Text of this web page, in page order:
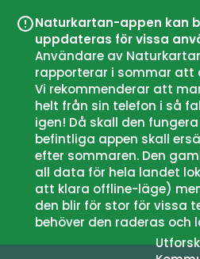
Naturkartan-appen kan
uppdateras för vissa
Användare av
rapporterar i sommar att
Vi rekommenderar att
helt från sin telefon i så
igen! Då skall den
befintliga appen skall
efter sommaren. Den
all data för hela landet
att klara offline-läge)
den blir för stor för vissa
behöver den raderas och